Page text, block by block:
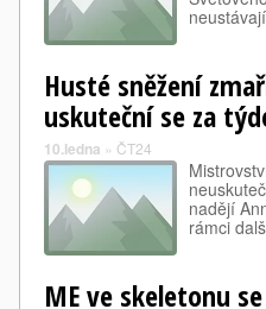
Husté sněžení
uskuteční se za
10.ledna » ČT24
nadějí
rámci
ME ve skeletonu